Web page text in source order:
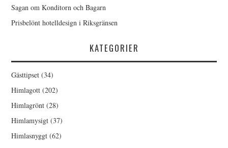
Sagan om Konditorn och Bagarn
Prisbelönt hotelldesign i Riksgränsen
KATEGORIER
Gästtipset (34)
Himlagott (202)
Himlagrönt (28)
Himlamysigt (37)
Himlasnyggt (62)